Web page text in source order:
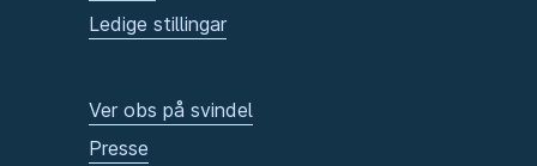
Ledige stillingar
Ver obs på svindel
Presse